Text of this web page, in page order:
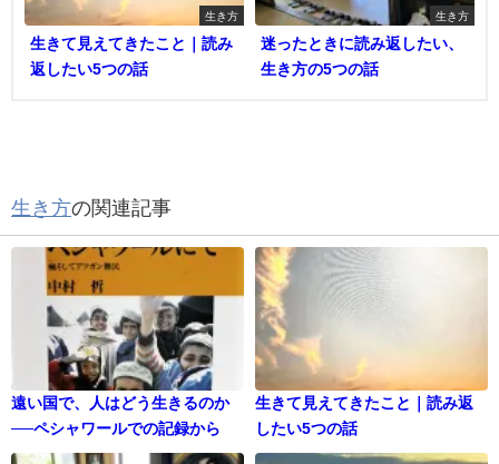
生き方
生きて見えてきたこと｜読み
返したい5つの話
生き方
迷ったときに読み返したい、
生き方の5つの話
生き方の関連記事
遠い国で、人はどう生きるのか
──ペシャワールでの記録から
生きて見えてきたこと｜読み返
したい5つの話